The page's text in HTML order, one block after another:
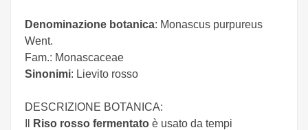
Denominazione botanica: Monascus purpureus
Went.
Fam.: Monascaceae
Sinonimi: Lievito rosso
DESCRIZIONE BOTANICA:
Riso rosso fermentato è usato da tempi